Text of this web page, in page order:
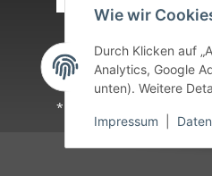
Wie wir
Durch Klicken auf
Analytics, Google
unten). Weitere
Impressum
* Alle Preise inkl.